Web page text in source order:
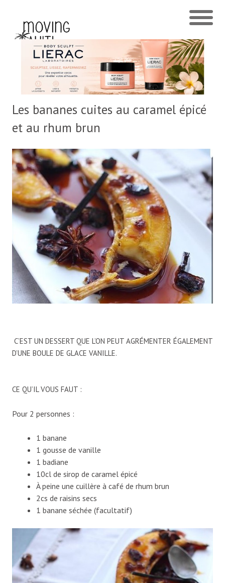
Les bananes cuites au caramel épicé
et au rhum brun
C’EST UN DESSERT QUE L’ON PEUT AGRÉMENTER ÉGALEMENT
D’UNE BOULE DE GLACE VANILLE.
CE QU’IL VOUS FAUT :
Pour 2 personnes :
1 banane
1 gousse de vanille
1 badiane
10cl de sirop de caramel épicé
À peine une cuillère à café de rhum brun
2cs de raisins secs
1 banane séchée (facultatif)